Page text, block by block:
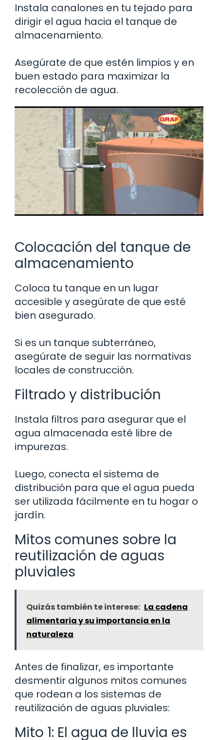
Instala canalones en tu tejado para
dirigir el agua hacia el tanque de
almacenamiento.
Asegúrate de que estén limpios y en
buen estado para maximizar la
recolección de agua.
Colocación del tanque de
almacenamiento
Coloca tu tanque en un lugar
accesible y asegúrate de que esté
bien asegurado.
Si es un tanque subterráneo,
asegúrate de seguir las normativas
locales de construcción.
Filtrado y distribución
Instala filtros para asegurar que el
agua almacenada esté libre de
impurezas.
Luego, conecta el sistema de
distribución para que el agua pueda
ser utilizada fácilmente en tu hogar o
jardín.
Mitos comunes sobre la
reutilización de aguas
pluviales
Quizás también te interese: La cadena
alimentaria y su importancia en la
naturaleza
Antes de finalizar, es importante
desmentir algunos mitos comunes
que rodean a los sistemas de
reutilización de aguas pluviales:
Mito 1: El agua de lluvia es